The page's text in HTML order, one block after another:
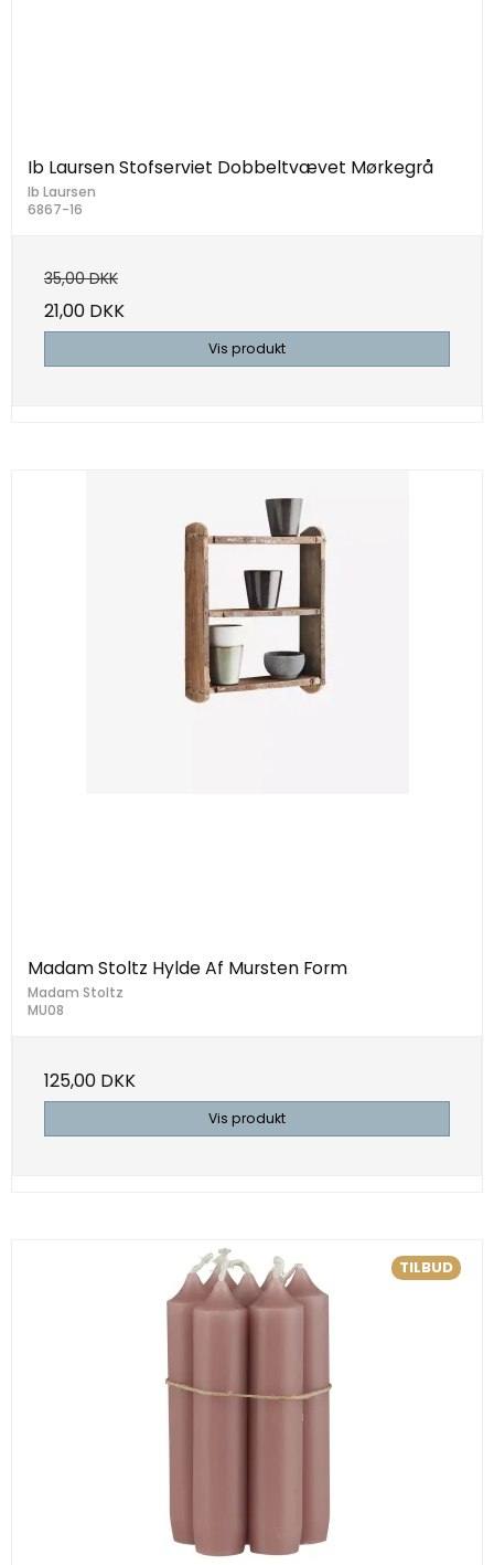
Ib Laursen Stofserviet Dobbeltvævet Mørkegrå
Ib Laursen
6867-16
35,00 DKK
21,00 DKK
Vis produkt
Madam Stoltz Hylde Af Mursten Form
Madam Stoltz
MU08
125,00 DKK
Vis produkt
TILBUD